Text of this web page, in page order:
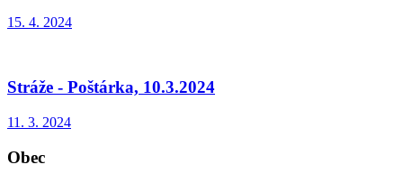
15. 4. 2024
Stráže - Poštárka, 10.3.2024
11. 3. 2024
Obec